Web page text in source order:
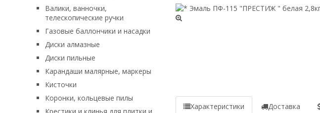
Характеристики Доставка
Валики, ванночки,
телескопические ручки
Газовые баллончики и насадки
Диски алмазные
Диски пильные
Карандаши малярные, маркеры
Кисточки
Коронки, кольцевые пилы